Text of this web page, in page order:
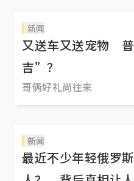
新闻
又送车又送宠物
吉”？
哥俩好礼尚往来
新闻
最近不少年轻俄罗